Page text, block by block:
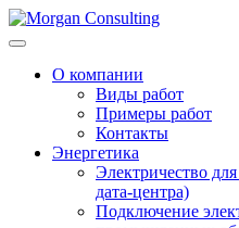
О компании
Виды работ
Примеры работ
Контакты
Энергетика
Электричество
дата-центра)
Подключение